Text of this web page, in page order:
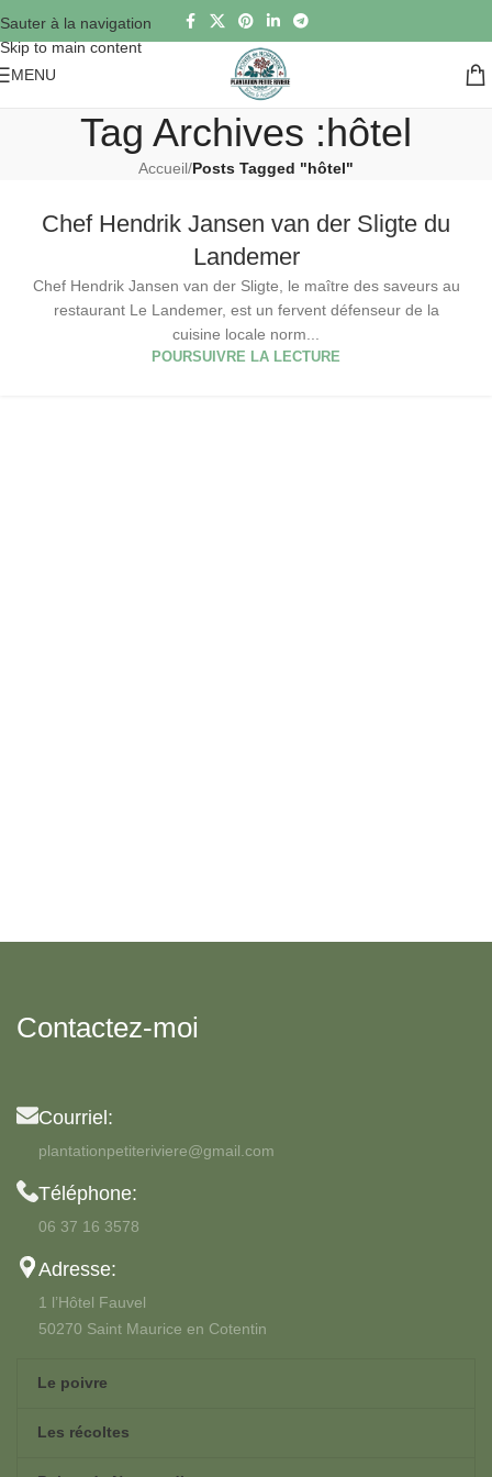
Sauter à la navigation
Skip to main content
MENU
Tag Archives :hôtel
Accueil/Posts Tagged "hôtel"
Chef Hendrik Jansen van der Sligte du
Landemer
Chef Hendrik Jansen van der Sligte, le maître des saveurs au
restaurant Le Landemer, est un fervent défenseur de la
cuisine locale norm...
POURSUIVRE LA LECTURE
Contactez-moi
Courriel:
plantationpetiteriviere@gmail.com
Téléphone:
06 37 16 3578
Adresse:
1 l’Hôtel Fauvel
50270 Saint Maurice en Cotentin
Le poivre
Les récoltes